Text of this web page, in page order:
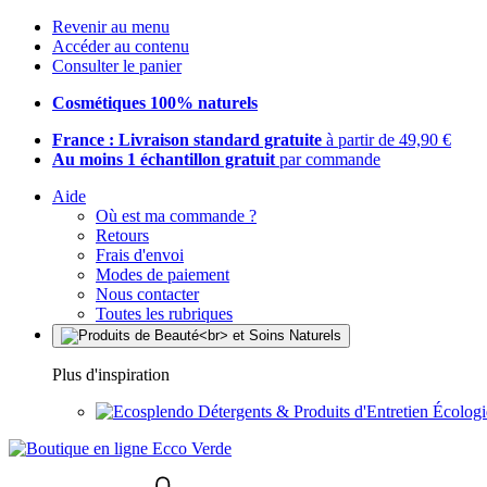
Revenir au menu
Accéder au contenu
Consulter le panier
Cosmétiques 100% naturels
France : Livraison standard gratuite à partir de 49,90 €
Au moins 1 échantillon gratuit par commande
Aide
Où est ma commande ?
Retours
Frais d'envoi
Modes de paiement
Nous contacter
Toutes les rubriques
Plus d'inspiration
Détergents & Produits d'Entretien